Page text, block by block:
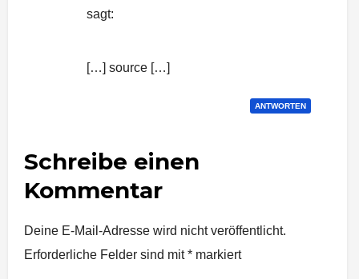
sagt:
[…] source […]
ANTWORTEN
Schreibe einen
Kommentar
Deine E-Mail-Adresse wird nicht veröffentlicht.
Erforderliche Felder sind mit* markiert